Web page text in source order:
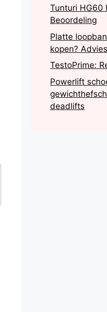
Tunturi HG60
Beoordeling
Platte
kopen?
TestoPrime:
Powerlift
deadlifts